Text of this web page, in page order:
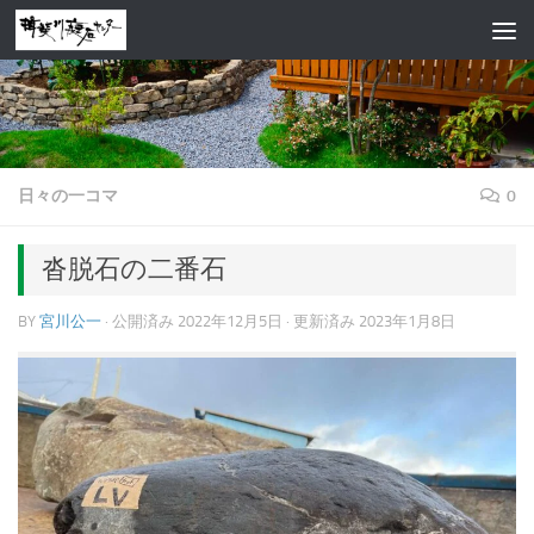
コンテンツへスキップ
日々の一コマ 0
沓脱石の二番石
BY 宮川公一 · 公開済み 2022年12月5日 · 更新済み 2023年1月8日